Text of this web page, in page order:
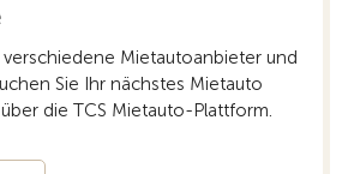
verschiedene Mietautoanbieter und
Sie Ihr nächstes Mietauto
die TCS Mietauto-Plattform.